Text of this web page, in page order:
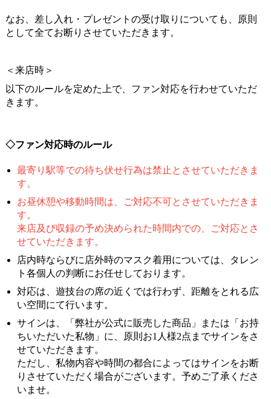
なお、差し入れ・プレゼントの受け取りについても、原則
として全てお断りさせていただきます。
＜来店時＞
以下のルールを定めた上で、ファン対応を行わせていただ
きます。
◇ファン対応時のルール
最寄り駅等での待ち伏せ行為は禁止とさせていただきま
す。
お昼休憩や移動時間は、ご対応不可とさせていただきま
す。
来店及び収録の予め決められた時間内での、ご対応とさ
せていただきます。
店内時ならびに店外時のマスク着用については、タレン
ト各個人の判断にお任せしております。
対応は、遊技台の席の近くでは行わず、距離をとれる広
い空間にて行います。
サインは、「弊社が公式に販売した商品」または「お持
ちいただいた私物」に、原則お1人様2点までサインをさ
せていただきます。
ただし、私物内容や時間の都合によってはサインをお断
りさせていただく場合がございます。予めご了承くださ
いませ。